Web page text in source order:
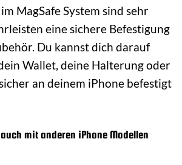
MagSafe System sind sehr
eine sichere Befestigung
Du kannst dich darauf
Wallet, deine Halterung oder
an deinem iPhone befestigt
mit anderen iPhone Modellen